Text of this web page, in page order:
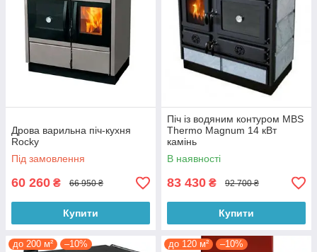
Дрова варильна піч-кухня
Rocky
Під замовлення
60 260 ₴ 66 950 ₴
Купити
Піч із водяним контуром MBS
Thermo Magnum 14 кВт
камінь
В наявності
83 430 ₴ 92 700 ₴
Купити
до 200 м²
–10%
до 120 м²
–10%